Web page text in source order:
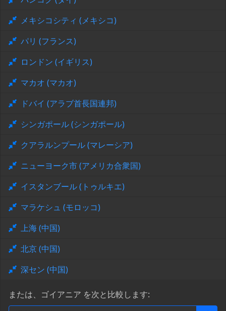
メキシコシティ (メキシコ)
パリ (フランス)
ロンドン (イギリス)
マカオ (マカオ)
ドバイ (アラブ首長国連邦)
シンガポール (シンガポール)
クアラルンプール (マレーシア)
ニューヨーク市 (アメリカ合衆国)
イスタンブール (トゥルキエ)
マラケシュ (モロッコ)
上海 (中国)
北京 (中国)
深セン (中国)
または、ゴイアニア を次と比較します: